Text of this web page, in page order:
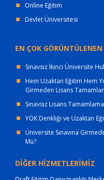
Online Eğitim
Devlet Üniversitesi
EN ÇOK GÖRÜNTÜLENEN
Sınavsız İkinci Üniversite
Hem Uzaktan Eğitim Hem
Girmeden Lisans
Sınavsız Lisans Tamamlama
YÖK Denkliği ve Uzaktan
Üniversite Sınavına
Mü?
DİĞER HİZMETLERİMİZ